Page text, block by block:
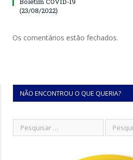
(23/08/2022)
Os comentários estão fechados.
NÃO ENCONTROU O QUE QUERIA?